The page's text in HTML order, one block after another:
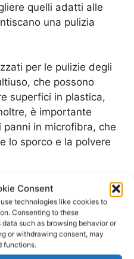
Consent
technologies like cookies to
Consenting to these
such as browsing behavior or
or withdrawing consent, may
functions.
quelli adatti alle
una pulizia
per le pulizie degli
che possono
superfici in plastica,
è importante
in microfibra, che
lo sporco e la polvere
in marmo o
utilizzare un
questo tipo di
dei tappeti, è
shampoo specifico o